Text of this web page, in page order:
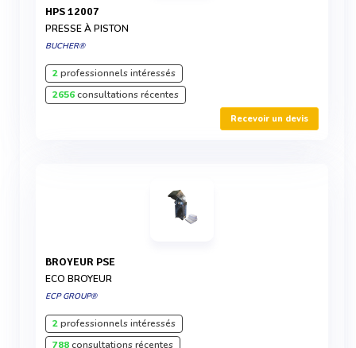
HPS 12007
PRESSE À PISTON
BUCHER®
2professionnels intéressés
2656consultations récentes
Recevoir un devis
BROYEUR PSE
ECO BROYEUR
ECP GROUP®
2professionnels intéressés
788consultations récentes